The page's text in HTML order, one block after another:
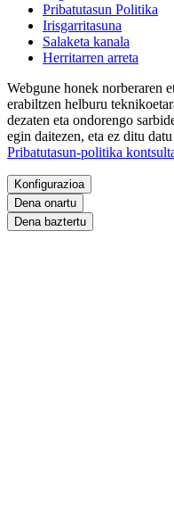
Pribatutasun Politika
Irisgarritasuna
Salaketa kanala
Herritarren arreta
Webgune honek norberaren
erabiltzen helburu
dezaten eta ondorengo
egin daitezen, eta ez ditu
Pribatutasun-politika
Konfigurazioa
Dena onartu
Dena baztertu